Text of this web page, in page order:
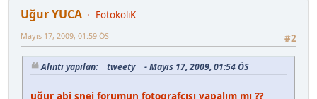
Uğur YUCA
FotokoliK
#2
Mayıs 17, 2009, 01:59 ÖS
Alıntı yapılan: __tweety__ - Mayıs 17, 2009, 01:54 ÖS
uğur abi snei forumun fotografçısı yapalım mı ??